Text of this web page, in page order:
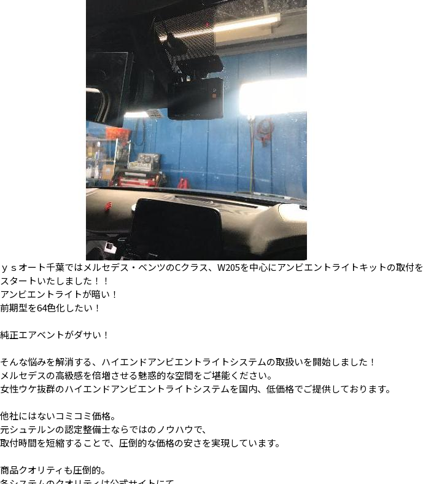
ｙｓオート千葉ではメルセデス・ベンツのCクラス、W205を中心にアンビエントライトキットの取付を
スタートいたしました！！
アンビエントライトが暗い！
前期型を64色化したい！
純正エアベントがダサい！
そんな悩みを解消する、ハイエンドアンビエントライトシステムの取扱いを開始しました！
メルセデスの高級感を倍増させる魅惑的な空間をご堪能ください。
女性ウケ抜群のハイエンドアンビエントライトシステムを国内、低価格でご提供しております。
他社にはないコミコミ価格。
元シュテルンの認定整備士ならではのノウハウで、
取付時間を短縮することで、圧倒的な価格の安さを実現しています。
商品クオリティも圧倒的。